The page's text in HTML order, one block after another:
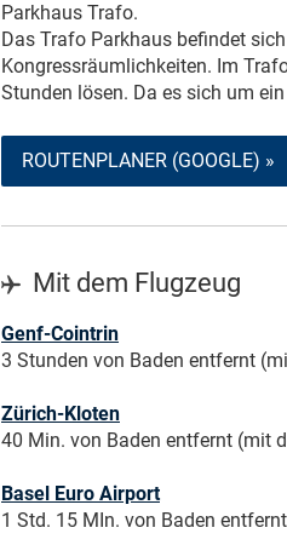
Parkhaus Trafo.
Das Trafo Parkhaus befindet
Kongressräumlichkeiten. Im
Stunden lösen. Da es sich um
ROUTENPLANER (GOOGLE) »
Mit dem Flugzeug
Genf-Cointrin
3 Stunden von Baden entfernt
Zürich-Kloten
40 Min. von Baden entfernt (mit
Basel Euro Airport
1 Std. 15 MIn. von Baden